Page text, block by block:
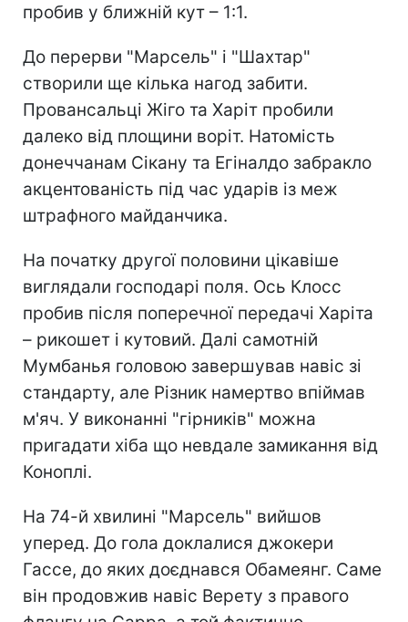
пробив у ближній кут – 1:1.
До перерви "Марсель" і "Шахтар"
створили ще кілька нагод забити.
Провансальці Жіго та Харіт пробили
далеко від площини воріт. Натомість
донеччанам Сікану та Егіналдо забракло
акцентованість під час ударів із меж
штрафного майданчика.
На початку другої половини цікавіше
виглядали господарі поля. Ось Клосс
пробив після поперечної передачі Харіта
– рикошет і кутовий. Далі самотній
Мумбанья головою завершував навіс зі
стандарту, але Різник намертво впіймав
м'яч. У виконанні "гірників" можна
пригадати хіба що невдале замикання від
Коноплі.
На 74-й хвилині "Марсель" вийшов
уперед. До гола доклалися джокери
Гассе, до яких доєднався Обамеянг. Саме
він продовжив навіс Верету з правого